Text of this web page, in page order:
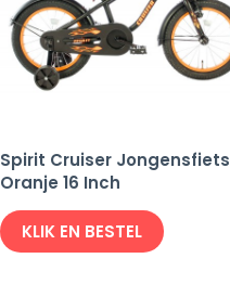
Spirit Cruiser Jongensfiets
Oranje 16 Inch
KLIK EN BESTEL